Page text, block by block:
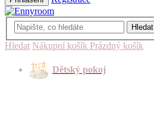
Hledat
Hledat Nákupní košík Prázdný košík
Dětský pokoj